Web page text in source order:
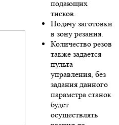
подающих
тисков.
Подачу заготовки
в зону резания.
Количество резов
также задается
пульта
управления, без
задания данного
параметра станок
будет
осуществлять